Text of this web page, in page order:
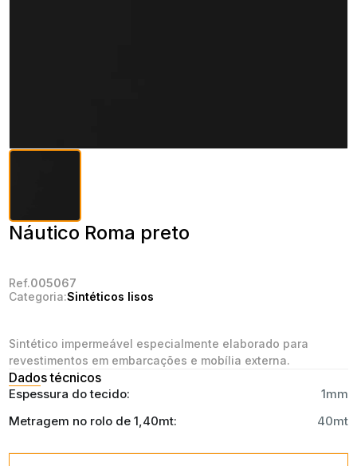
Náutico Roma preto
Ref.005067
Categoria:Sintéticos lisos
Sintético impermeável especialmente elaborado para
revestimentos em embarcações e mobília externa.
Dados técnicos
Espessura do tecido:
1mm
Metragem no rolo de 1,40mt:
40mt